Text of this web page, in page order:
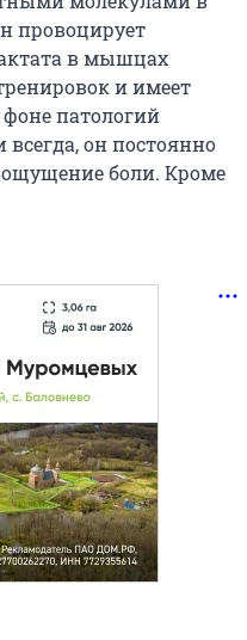
провоцирует
в мышцах
и имеет
патологий
он постоянно
боли. Кроме